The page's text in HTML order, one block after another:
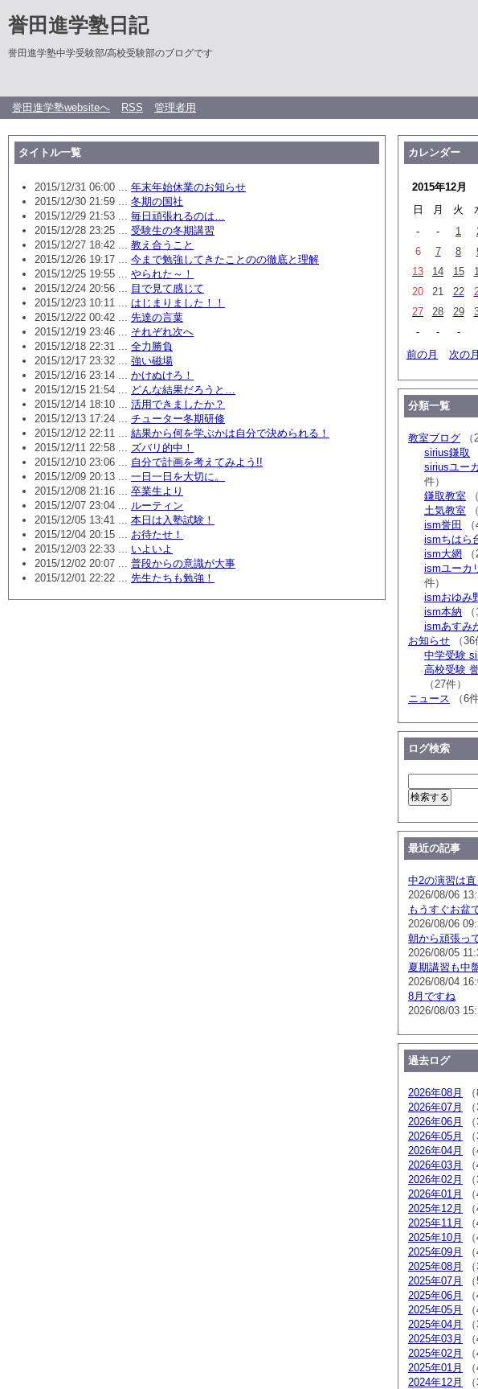
誉田進学塾日記
誉田進学塾中学受験部/高校受験部のブログです
誉田進学塾websiteへ RSS 管理者用
タイトル一覧
2015/12/31 06:00 ... 年末年始休業のお知らせ
2015/12/30 21:59 ... 冬期の国社
2015/12/29 21:53 ... 毎日頑張れるのは…
2015/12/28 23:25 ... 受験生の冬期講習
2015/12/27 18:42 ... 教え合うこと
2015/12/26 19:17 ... 今まで勉強してきたことのの徹底と理解
2015/12/25 19:55 ... やられた～！
2015/12/24 20:56 ... 目で見て感じて
2015/12/23 10:11 ... はじまりました！！
2015/12/22 00:42 ... 先達の言葉
2015/12/19 23:46 ... それぞれ次へ
2015/12/18 22:31 ... 全力勝負
2015/12/17 23:32 ... 強い磁場
2015/12/16 23:14 ... かけぬけろ！
2015/12/15 21:54 ... どんな結果だろうと…
2015/12/14 18:10 ... 活用できましたか？
2015/12/13 17:24 ... チューター冬期研修
2015/12/12 22:11 ... 結果から何を学ぶかは自分で決められる！
2015/12/11 22:58 ... ズバリ的中！
2015/12/10 23:06 ... 自分で計画を考えてみよう!!
2015/12/09 20:13 ... 一日一日を大切に。
2015/12/08 21:16 ... 卒業生より
2015/12/07 23:04 ... ルーティン
2015/12/05 13:41 ... 本日は入塾試験！
2015/12/04 20:15 ... お待たせ！
2015/12/03 22:33 ... いよいよ
2015/12/02 20:07 ... 普段からの意識が大事
2015/12/01 22:22 ... 先生たちも勉強！
カレンダー
2015年12月
日
月 火
-
- 1
6
7 8
13
14 15
20
21 22
27
28 29
-
- -
前の月
次の月
分類一覧
教室ブログ （
sirius鎌取
siriusユー
件）
鎌取教室
土気教室
ism誉田
ismちはら
ism大網
ismユーカ
件）
ismおゆみ
ism本納
ismあすみ
お知らせ （36
中学受験
高校受験
（27件）
ニュース （6件
ログ検索
最近の記事
中2の演習は
2026/08/06
もうすぐお盆
2026/08/06
朝から頑張っ
2026/08/05
夏期講習も中
2026/08/04
8月ですね
2026/08/03
過去ログ
2026年08月
2026年07月
2026年06月
2026年05月
2026年04月
2026年03月
2026年02月
2026年01月
2025年12月
2025年11月
2025年10月
2025年09月
2025年08月
2025年07月
2025年06月
2025年05月
2025年04月
2025年03月
2025年02月
2025年01月
2024年12月